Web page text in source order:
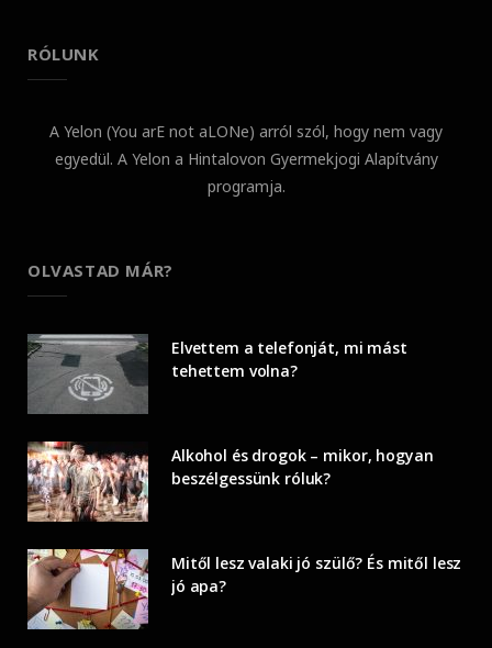
RÓLUNK
A Yelon (You arE not aLONe) arról szól, hogy nem vagy
egyedül. A Yelon a Hintalovon Gyermekjogi Alapítvány
programja.
OLVASTAD MÁR?
Elvettem a telefonját, mi mást
tehettem volna?
Alkohol és drogok – mikor, hogyan
beszélgessünk róluk?
Mitől lesz valaki jó szülő? És mitől lesz
jó apa?